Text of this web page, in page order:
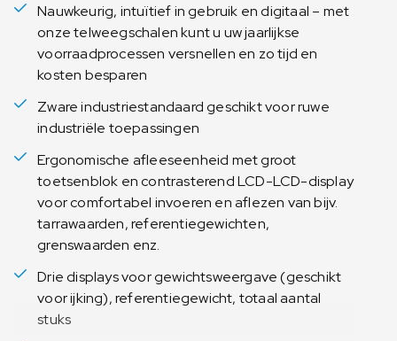
Nauwkeurig, intuïtief in gebruik en digitaal – met
onze telweegschalen kunt u uw jaarlijkse
voorraadprocessen versnellen en zo tijd en
kosten besparen
Zware industriestandaard geschikt voor ruwe
industriële toepassingen
Ergonomische afleeseenheid met groot
toetsenblok en contrasterend LCD-LCD-display
voor comfortabel invoeren en aflezen van bijv.
tarrawaarden, referentiegewichten,
grenswaarden enz.
Drie displays voor gewichtsweergave (geschikt
voor ijking), referentiegewicht, totaal aantal
stuks